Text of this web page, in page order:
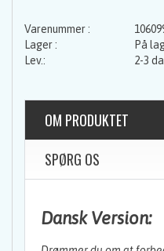
På
2-3
OM PRODUKTET
SPØRG OS
Dansk Version: